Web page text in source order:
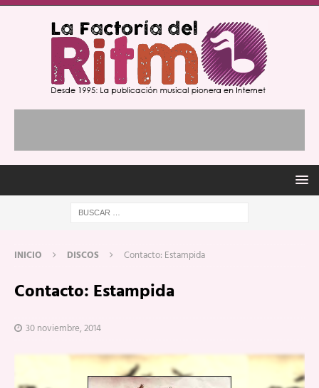
INICIO DISCOS Contacto: Estampida
Contacto: Estampida
30 noviembre, 2014